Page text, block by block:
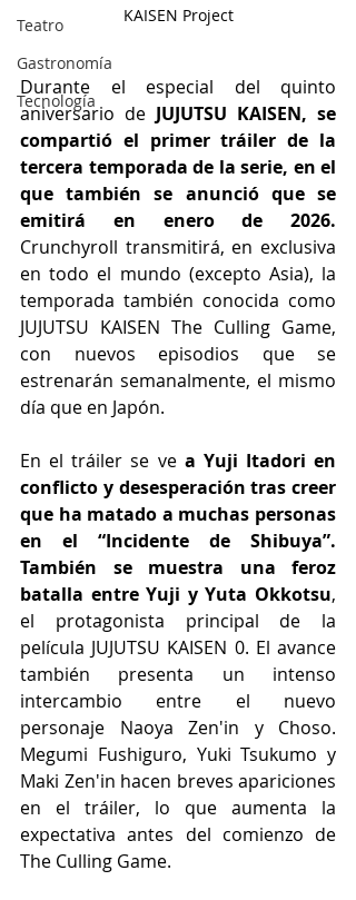
Teatro
Gastronomía
Tecnología
KAISEN Project
Durante el especial del quinto
aniversario de JUJUTSU KAISEN, se
compartió el primer tráiler de la
tercera temporada de la serie, en el
que también se anunció que se
Crunchyroll transmitirá, en exclusiva
en todo el mundo (excepto Asia), la
temporada también conocida como
JUJUTSU KAISEN The Culling Game,
con nuevos episodios que se
estrenarán semanalmente, el mismo
día que en Japón.
En el tráiler se ve a Yuji Itadori en
conflicto y desesperación tras creer
que ha matado a muchas personas
en el “Incidente de Shibuya”.
También se muestra una feroz
batalla entre Yuji y Yuta Okkotsu,
el protagonista principal de la
película JUJUTSU KAISEN 0. El avance
también presenta un intenso
intercambio entre el nuevo
personaje Naoya Zen'in y Choso.
Megumi Fushiguro, Yuki Tsukumo y
Maki Zen'in hacen breves apariciones
en el tráiler, lo que aumenta la
expectativa antes del comienzo de
The Culling Game.